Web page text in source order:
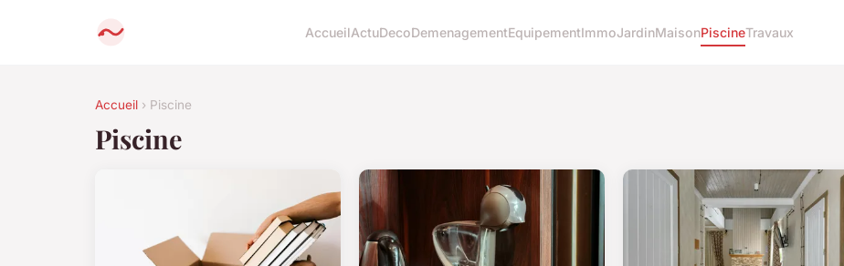
AccueilActuDecoDemenagementEquipementImmoJardinMaisonPiscineTravaux
Accueil › Piscine
Piscine